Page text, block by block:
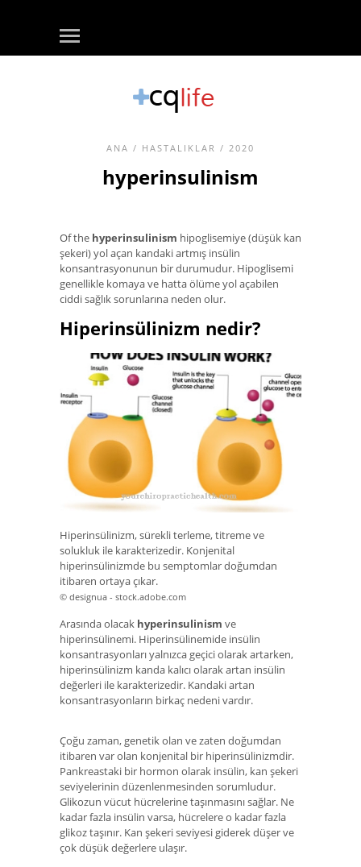
ANA / HASTALIKLAR / 2020
hyperinsulinism
Of the hyperinsulinism hipoglisemiye (düşük kan
şekeri) yol açan kandaki artmış insülin
konsantrasyonunun bir durumudur. Hipoglisemi
genellikle komaya ve hatta ölüme yol açabilen
ciddi sağlık sorunlarına neden olur.
Hiperinsülinizm nedir?
Hiperinsülinizm, sürekli terleme, titreme ve
solukluk ile karakterizedir. Konjenital
hiperinsülinizmde bu semptomlar doğumdan
itibaren ortaya çıkar.
© designua - stock.adobe.com
Arasında olacak hyperinsulinism ve
hiperinsülinemi. Hiperinsülinemide insülin
konsantrasyonları yalnızca geçici olarak artarken,
hiperinsülinizm kanda kalıcı olarak artan insülin
değerleri ile karakterizedir. Kandaki artan
konsantrasyonların birkaç nedeni vardır.
Çoğu zaman, genetik olan ve zaten doğumdan
itibaren var olan konjenital bir hiperinsülinizmdir.
Pankreastaki bir hormon olarak insülin, kan şekeri
seviyelerinin düzenlenmesinden sorumludur.
Glikozun vücut hücrelerine taşınmasını sağlar. Ne
kadar fazla insülin varsa, hücrelere o kadar fazla
glikoz taşınır. Kan şekeri seviyesi giderek düşer ve
çok düşük değerlere ulaşır.